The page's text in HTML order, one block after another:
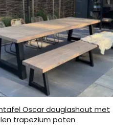
voorkomen dat u een handje
met een verhuislift op de
extra kosten voor, prijs op
Oscar douglashout met
trapezium poten